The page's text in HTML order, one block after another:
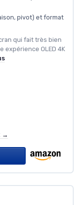
pivot) et format
qui fait très bien
expérience OLED 4K
→